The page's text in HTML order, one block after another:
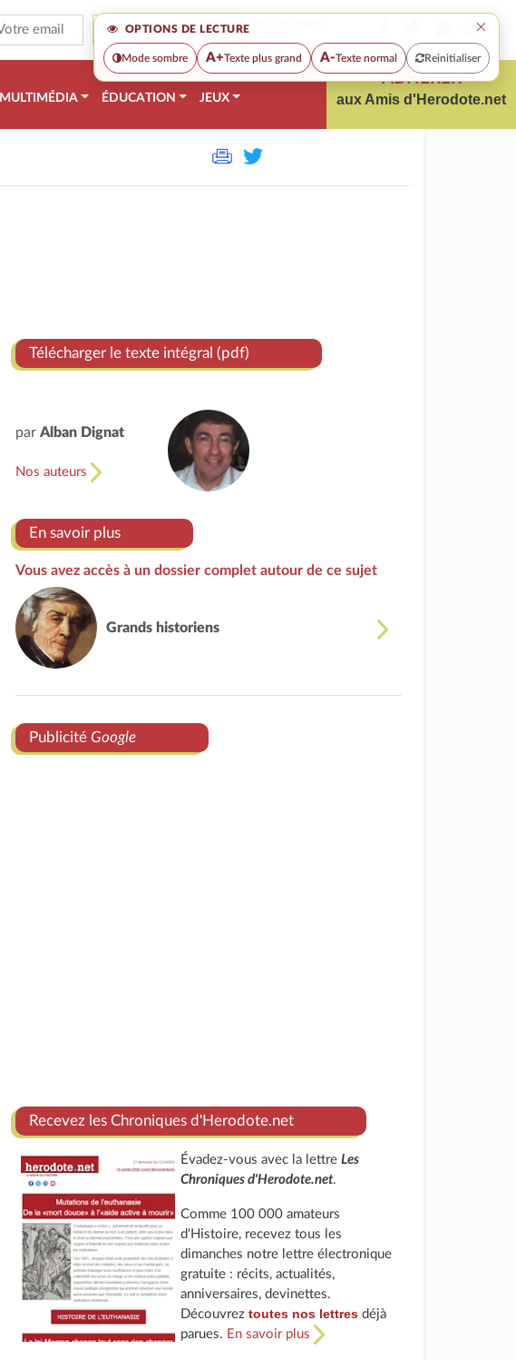
OPTIONS DE LECTURE ×
Mode sombre A+Texte plus grand A-Texte normal Reinitialiser
MULTIMÉDIA ÉDUCATION JEUX
ADHÉRER
aux Amis d'Herodote.net
Télécharger le texte intégral (pdf)
par Alban Dignat
Nos auteurs
En savoir plus
Vous avez accès à un dossier complet autour de ce sujet
Grands historiens
Publicité Google
Recevez les Chroniques d'Herodote.net
Évadez-vous avec la lettreLes
Chroniques d'Herodote.net.
Comme 100 000 amateurs
d'Histoire, recevez tous les
dimanches notre lettre électronique
gratuite : récits, actualités,
anniversaires, devinettes.
Découvreztoutes nos lettres déjà
parues. En savoir plus